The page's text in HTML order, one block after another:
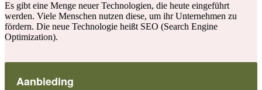
Es gibt eine Menge neuer Technologien, die heute eingeführt
werden. Viele Menschen nutzen diese, um ihr Unternehmen zu
fördern. Die neue Technologie heißt SEO (Search Engine
Optimization).
Aanbieding